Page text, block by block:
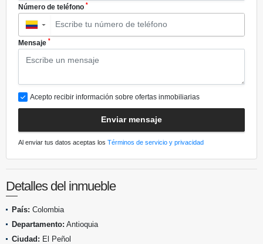
Número de teléfono *
▼
Mensaje *
Acepto recibir información sobre ofertas inmobiliarias
Enviar mensaje
Al enviar tus datos aceptas los Términos de servicio y privacidad
Detalles del inmueble
País: Colombia
Departamento: Antioquia
Ciudad: El Peñol